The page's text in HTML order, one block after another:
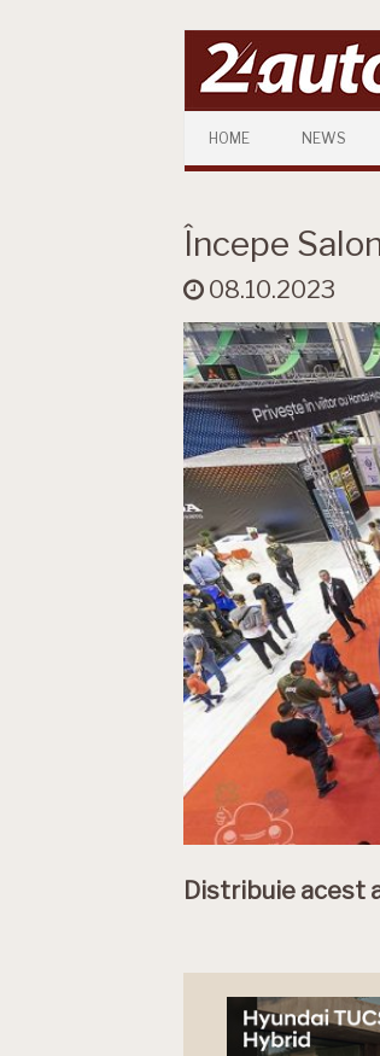
HOME NEWS
Începe
08.10.2023
Distribuie acest